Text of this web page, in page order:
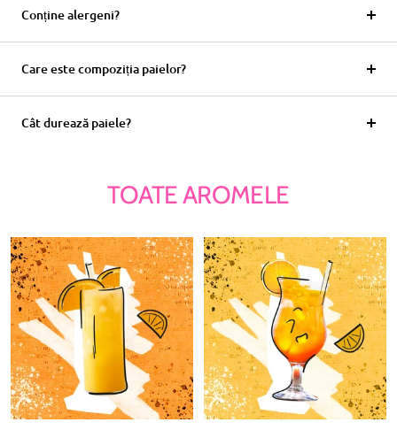
Conține alergeni?
Care este compoziția paielor?
Cât durează paiele?
TOATE AROMELE